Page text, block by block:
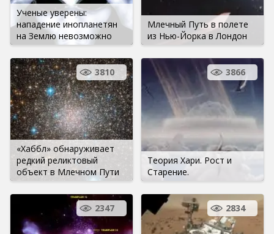
Ученые уверены:
нападение инопланетян
на Землю невозможно
Млечный Путь в полете
из Нью-Йорка в Лондон
«Хаббл» обнаруживает
редкий реликтовый
объект в Млечном Пути
3810
Теория Хари. Рост и
Старение.
3866
2347 2834